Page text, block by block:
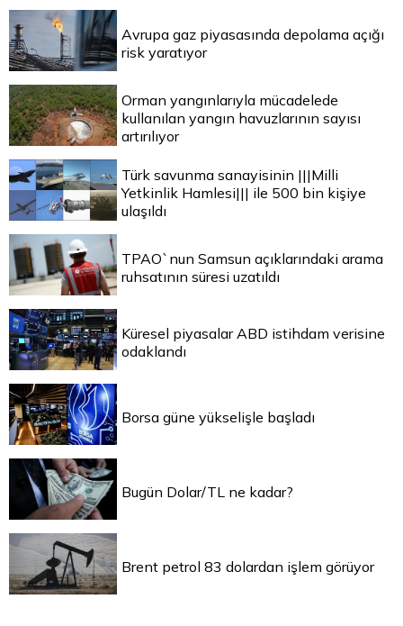
Avrupa gaz piyasasında depolama açığı
risk yaratıyor
Orman yangınlarıyla mücadelede
kullanılan yangın havuzlarının sayısı
artırılıyor
Türk savunma sanayisinin |||Milli
Yetkinlik Hamlesi||| ile 500 bin kişiye
ulaşıldı
TPAO`nun Samsun açıklarındaki arama
ruhsatının süresi uzatıldı
Küresel piyasalar ABD istihdam verisine
odaklandı
Borsa güne yükselişle başladı
Bugün Dolar/TL ne kadar?
Brent petrol 83 dolardan işlem görüyor